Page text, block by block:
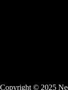
Copyright © 2025